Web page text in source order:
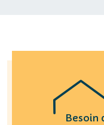
Besoin